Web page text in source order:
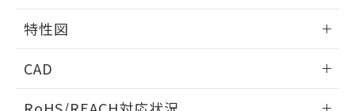
相互干渉
周囲金属の影響
特性図
検出物体の大きさと材質による影響
CAD
欄に対応日を記載しておりました。
既に当社にて対応品への在庫切替を完了
り、2022年1月12日より割愛しておりま
す。